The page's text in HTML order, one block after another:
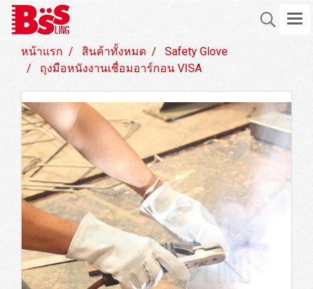
หน้าแรก สินค้าทั้งหมด
Safety Glove
ถุงมือหนังงานเชื่อมอาร์กอน VISA